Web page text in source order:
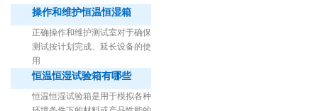
操作和维护恒温恒湿箱
正确操作和维护测试室对于确保
测试按计划完成、延长设备的使
用
恒温恒湿试验箱有哪些
恒温恒湿试验箱是用于模拟各种